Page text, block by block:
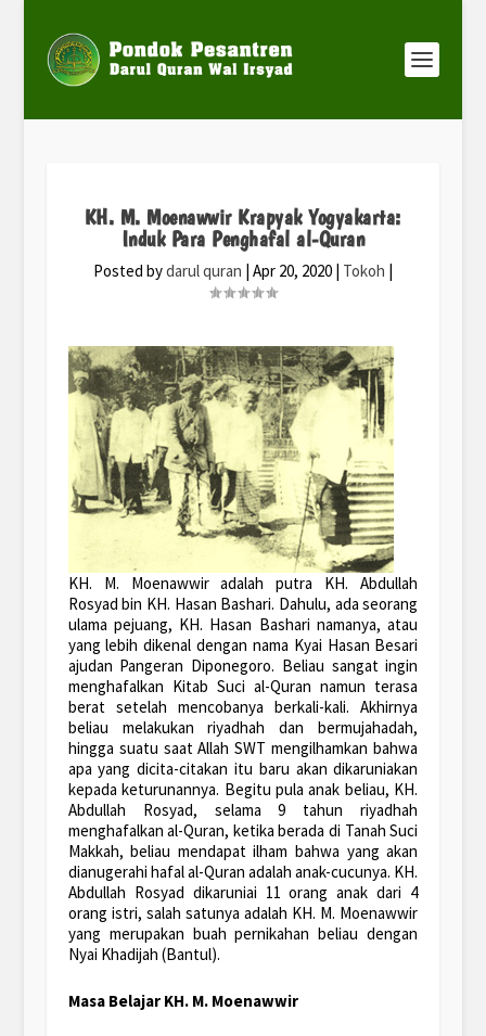
KH. M. Moenawwir Krapyak Yogyakarta:
Induk Para Penghafal al-Quran
Posted bydarul quran | Apr 20, 2020| Tokoh |
KH. M. Moenawwir adalah putra KH. Abdullah
Rosyad bin KH. Hasan Bashari. Dahulu, ada seorang
ulama pejuang, KH. Hasan Bashari namanya, atau
yang lebih dikenal dengan nama Kyai Hasan Besari
ajudan Pangeran Diponegoro. Beliau sangat ingin
menghafalkan Kitab Suci al-Quran namun terasa
berat setelah mencobanya berkali-kali. Akhirnya
beliau melakukan riyadhah dan bermujahadah,
hingga suatu saat Allah SWT mengilhamkan bahwa
apa yang dicita-citakan itu baru akan dikaruniakan
kepada keturunannya. Begitu pula anak beliau, KH.
Abdullah Rosyad, selama 9 tahun riyadhah
menghafalkan al-Quran, ketika berada di Tanah Suci
Makkah, beliau mendapat ilham bahwa yang akan
dianugerahi hafal al-Quran adalah anak-cucunya. KH.
Abdullah Rosyad dikaruniai 11 orang anak dari 4
orang istri, salah satunya adalah KH. M. Moenawwir
yang merupakan buah pernikahan beliau dengan
Nyai Khadijah (Bantul).
Masa Belajar KH. M. Moenawwir